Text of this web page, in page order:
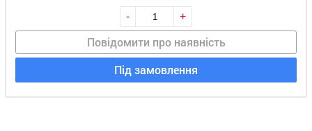
- +
Повідомити про наявність
Під замовлення